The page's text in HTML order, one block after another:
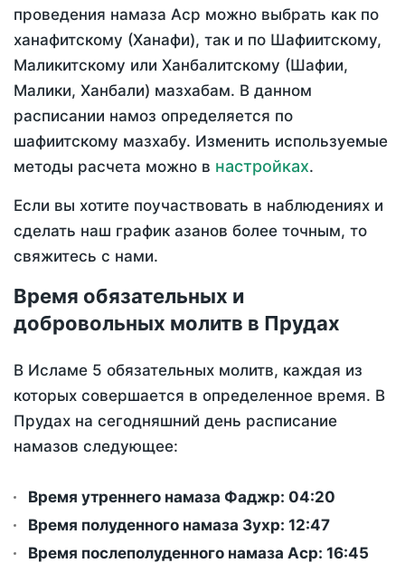
проведения намаза Аср можно выбрать как по
ханафитскому (Ханафи), так и по Шафиитскому,
Маликитскому или Ханбалитскому (Шафии,
Малики, Ханбали) мазхабам. В данном
расписании намоз определяется по
шафиитскому мазхабу. Изменить используемые
методы расчета можно в настройках.
Если вы хотите поучаствовать в наблюдениях и
сделать наш график азанов более точным, то
свяжитесь с нами.
Время обязательных и
добровольных молитв в Прудах
В Исламе 5 обязательных молитв, каждая из
которых совершается в определенное время. В
Прудах на сегодняшний день расписание
намазов следующее:
Время утреннего намаза Фаджр: 04:20
Время полуденного намаза Зухр: 12:47
Время послеполуденного намаза Аср: 16:45